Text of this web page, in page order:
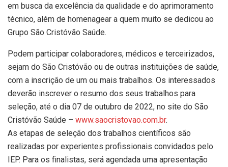
em busca da excelência da qualidade e do aprimoramento
técnico, além de homenagear a quem muito se dedicou ao
Grupo São Cristóvão Saúde.
Podem participar colaboradores, médicos e terceirizados,
sejam do São Cristóvão ou de outras instituições de saúde,
com a inscrição de um ou mais trabalhos. Os interessados
deverão inscrever o resumo dos seus trabalhos para
seleção, até o dia 07 de outubro de 2022, no site do São
Cristóvão Saúde – www.saocristovao.com.br.
As etapas de seleção dos trabalhos científicos são
realizadas por experientes profissionais convidados pelo
IEP. Para os finalistas, será agendada uma apresentação